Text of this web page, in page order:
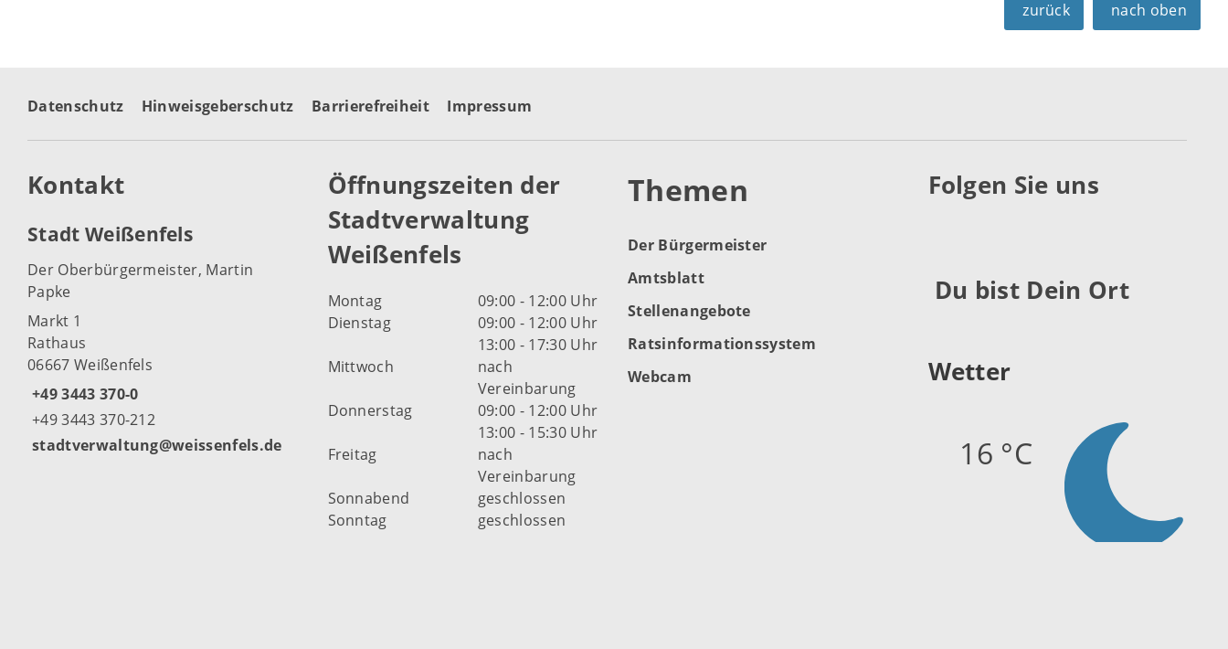
zurück nach oben
Datenschutz Hinweisgeberschutz Barrierefreiheit Impressum
Kontakt
Stadt Weißenfels
Der Oberbürgermeister, Martin
Papke
Markt 1
Rathaus
06667 Weißenfels
+49 3443 370-0
+49 3443 370-212
stadtverwaltung@weissenfels.de
Öffnungszeiten der
Stadtverwaltung
Weißenfels
Montag
09:00 - 12:00 Uhr
Dienstag
09:00 - 12:00 Uhr
13:00 - 17:30 Uhr
Mittwoch
nach
Vereinbarung
Donnerstag
09:00 - 12:00 Uhr
13:00 - 15:30 Uhr
Freitag
nach
Vereinbarung
Sonnabend
geschlossen
Sonntag
geschlossen
Themen
Der Bürgermeister
Amtsblatt
Stellenangebote
Ratsinformationssystem
Webcam
Folgen Sie uns
Du bist Dein Ort
Wetter
16 °C